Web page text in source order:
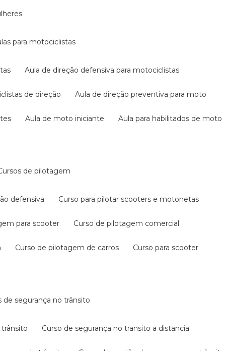
para motociclistas
aula de direção defensiva para motociclistas
de direção aula de direção preventiva para moto
aula de moto iniciante aula para habilitados de moto
cursos de pilotagem
defensiva curso para pilotar scooters e motonetas
para scooter curso de pilotagem comercial
curso de pilotagem de carros curso para scooter
de segurança no trânsito
trânsito curso de segurança no transito a distancia